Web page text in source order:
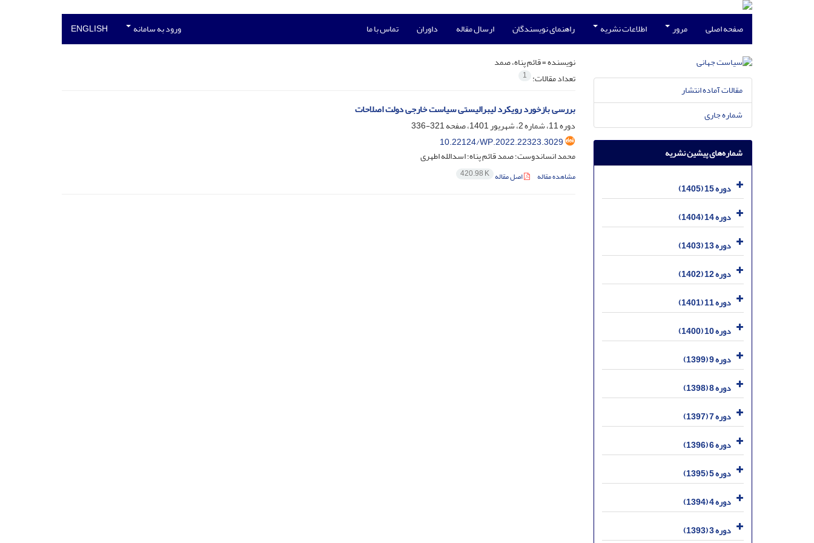
صفحه اصلی مرور اطلاعات نشریه راهنمای نویسندگان ارسال مقاله داوران تماس با ما ورود به سامانه ENGLISH
نویسنده =قائم پناه، صمد
تعداد مقالات: 1
بررسی بازخورد رویکرد لیبرالیستی سیاست خارجی دولت اصلاحات
دوره 11، شماره 2، شهریور 1401، صفحه
321-336
10.22124/WP.2022.22323.3029
محمد انساندوست؛ صمد قائم پناه؛ اسدالله اطهری
مشاهده مقاله اصل مقاله 420.98 K
مقالات آماده انتشار
شماره جاری
شماره‌های پیشین نشریه
دوره 15 (1405)
دوره 14 (1404)
دوره 13 (1403)
دوره 12 (1402)
دوره 11 (1401)
دوره 10 (1400)
دوره 9 (1399)
دوره 8 (1398)
دوره 7 (1397)
دوره 6 (1396)
دوره 5 (1395)
دوره 4 (1394)
دوره 3 (1393)